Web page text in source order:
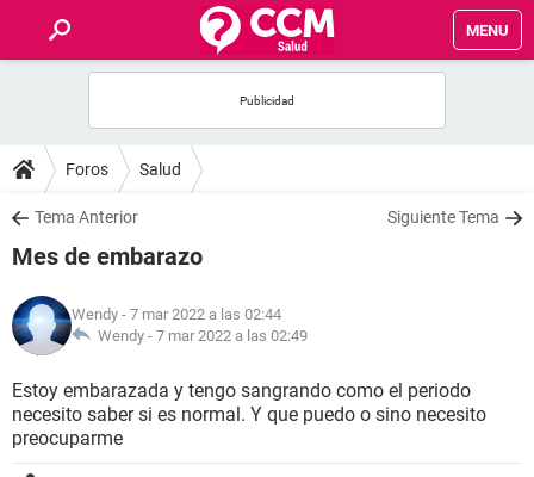
MENU
FOROS
SALUD
NUTRICIÓN
BIENESTAR
Foros Salud
Tema Anterior Siguiente Tema
Mes de embarazo
Wendy - 7 mar 2022 a las 02:44
Wendy - 7 mar 2022 a las 02:49
Estoy embarazada y tengo sangrando como el periodo
necesito saber si es normal. Y que puedo o sino necesito
preocuparme